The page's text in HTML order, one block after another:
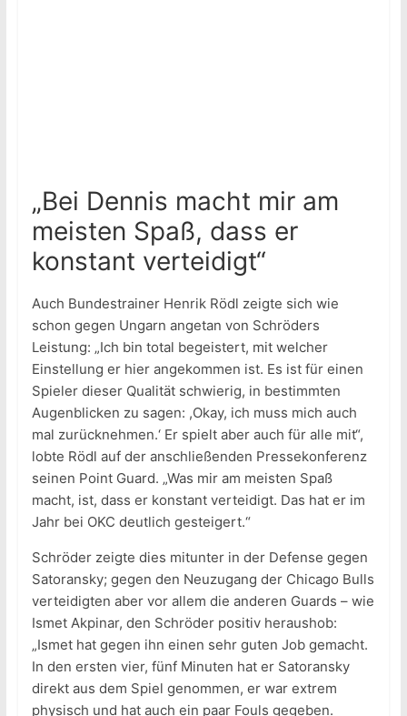
„Bei Dennis macht mir am
meisten Spaß, dass er
konstant verteidigt“
Auch Bundestrainer Henrik Rödl zeigte sich wie
schon gegen Ungarn angetan von Schröders
Leistung: „Ich bin total begeistert, mit welcher
Einstellung er hier angekommen ist. Es ist für einen
Spieler dieser Qualität schwierig, in bestimmten
Augenblicken zu sagen: ,Okay, ich muss mich auch
mal zurücknehmen.‘ Er spielt aber auch für alle mit“,
lobte Rödl auf der anschließenden Pressekonferenz
seinen Point Guard. „Was mir am meisten Spaß
macht, ist, dass er konstant verteidigt. Das hat er im
Jahr bei OKC deutlich gesteigert.“
Schröder zeigte dies mitunter in der Defense gegen
Satoransky; gegen den Neuzugang der Chicago Bulls
verteidigten aber vor allem die anderen Guards – wie
Ismet Akpinar, den Schröder positiv heraushob:
„Ismet hat gegen ihn einen sehr guten Job gemacht.
In den ersten vier, fünf Minuten hat er Satoransky
direkt aus dem Spiel genommen, er war extrem
physisch und hat auch ein paar Fouls gegeben.